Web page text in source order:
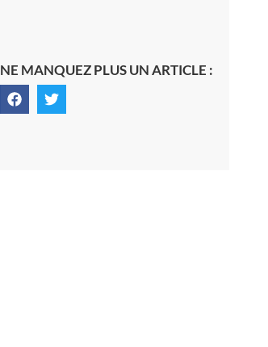
NE MANQUEZ PLUS UN ARTICLE :